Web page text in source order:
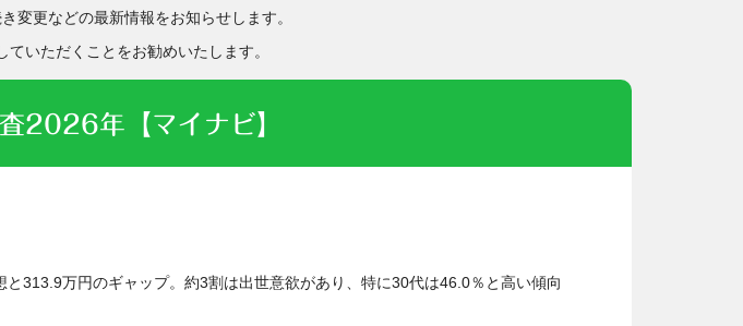
変更などの最新情報をお知らせします。
いただくことをお勧めいたします。
2026年【マイナビ】
313.9万円のギャップ。約3割は出世意欲があり、特に30代は46.0％と高い傾向